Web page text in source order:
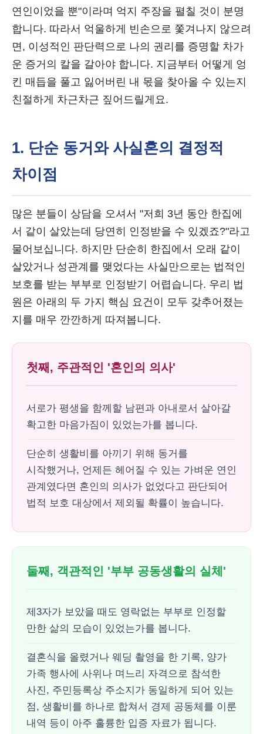
연인이었을 뿐"이라며 억지 주장을 펼칠 것이 분명
합니다. 따라서 억울하게 빈손으로 쫓겨나지 않으려
면, 이성적인 판단력으로 나의 권리를 증명할 차가
운 증거의 칼을 갈아야 합니다. 지금부터 어떻게 엉
킨 매듭을 풀고 잃어버린 내 몫을 찾아올 수 있는지
친절하게 차근차근 짚어드릴게요.
1. 단순 동거와 사실혼의 결정적
차이점
많은 분들이 상담을 오셔서 "저희 3년 동안 한집에
서 같이 살았는데 당연히 인정받을 수 있겠죠?"라고
물어보십니다. 하지만 단순히 한집에서 오래 같이
살았거나 성관계를 맺었다는 사실만으로는 법적인
보호를 받는 부부로 인정받기 어렵습니다. 우리 법
원은 아래의 두 가지 핵심 요건이 모두 갖추어졌는
지를 매우 깐깐하게 따져봅니다.
첫째, 주관적인 '혼인의 의사'
서로가 평생을 함께할 남편과 아내로서 살아갈
확고한 마음가짐이 있었는가를 봅니다.
단순히 생활비를 아끼기 위해 동거를
시작했거나, 언제든 헤어질 수 있는 가벼운 연인
관계였다면 혼인의 의사가 없었다고 판단되어
법적 보호 대상에서 제외될 확률이 높습니다.
둘째, 객관적인 '부부 공동생활의 실체'
제3자가 보았을 때도 영락없는 부부로 인정할
만한 삶의 모습이 있었는가를 봅니다.
결혼식을 올렸거나 웨딩 촬영을 한 기록, 양가
가족 행사에 사위나 며느리 자격으로 참석한
사진, 주민등록상 주소지가 동일하게 되어 있는
점, 생활비를 하나로 합쳐서 경제 공동체를 이룬
내역 등이 아주 훌륭한 입증 자료가 됩니다.